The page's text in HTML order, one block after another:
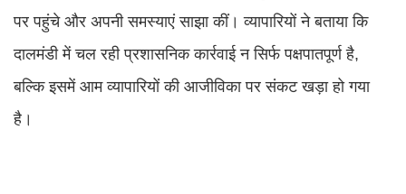
पर पहुंचे और अपनी समस्याएं साझा कीं। व्यापारियों ने बताया कि
दालमंडी में चल रही प्रशासनिक कार्रवाई न सिर्फ पक्षपातपूर्ण है,
बल्कि इसमें आम व्यापारियों की आजीविका पर संकट खड़ा हो गया
है।